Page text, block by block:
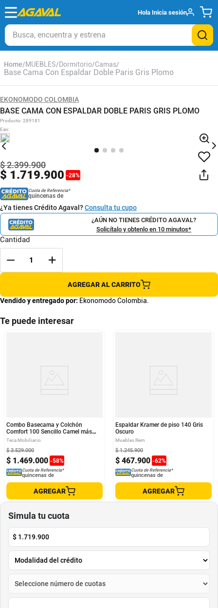
Hola Inicia sesión
Busca, encuentra y estrena
MUEBLES Dormitorio Camas
Base Cama Con Espaldar Doble Paris Gris Plomo
EKONOMODO COLOMBIA
BASE CAMA CON ESPALDAR DOBLE PARIS GRIS PLOMO
Producto: 289181
Ean:
$ 1.719.900 -28%
$2.399.900
Cuota de Referencia*
quincenas de
¿Ya tienes Crédito Agaval?Consulta tu cupo
¿AÚN NO TIENES CRÉDITO AGAVAL?
Solicítalo y obtenlo en 10 minutos*
Cantidad
AGREGAR AL CARRITO
Vendido y entregado por: Ekonomodo Colombia.
Te puede interesar
Combo Basecama y Colchón
Comfort 100 Sencillo Camel más
Espaldar
Teca Mobiliario
$ 1.469.000 -58%
$ 3.529.000
Cuota de Referencia*
quincenas de
AGREGAR
Espaldar Kramer de piso 140 Gris
Oscuro
Muebles Rem
$ 467.900 -62%
$ 1.245.900
Cuota de Referencia*
quincenas de
AGREGAR
Simula tu cuota
$ 1.719.900